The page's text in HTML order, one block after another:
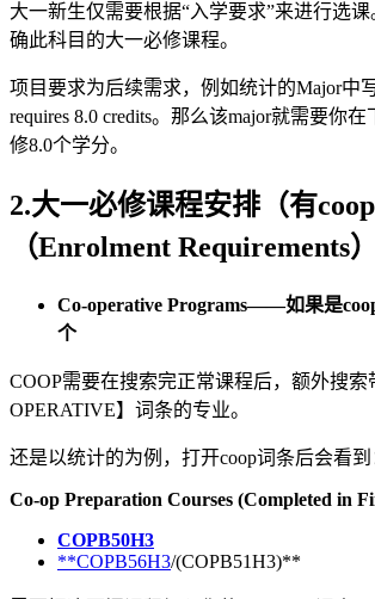
大一新生仅需要根据“入学要求”来进行选
确此科目的大一必修课程。
项目要求为后续需求，例如统计的Major中
requires 8.0 credits。那么该major就需要你
修8.0个学分。
2.大一必修课程安排（有coop
（Enrolment Requirements）
Co-operative Programs——如果是
个
COOP需要在搜索完正常课程后，额外搜索
OPERATIVE】词条的专业。
还是以统计的为例，打开coop词条后会看到
Co-op Preparation Courses (Completed in
COPB50H3
**COPB56H3/(COPB51H3)**